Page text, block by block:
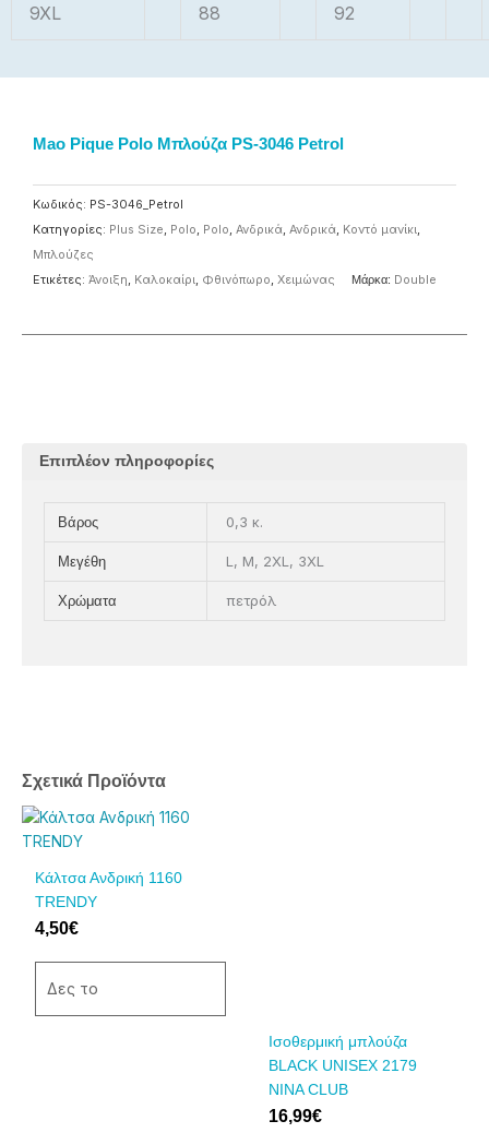
9XL 88 92
Σχετικά Προϊόντα
Κάλτσα Ανδρική 1160
TRENDY
4,50€
Δες το
Αυτό
το
έχει
πολλαπλές
παραλλαγές.
Οι
επιλογές
Ισοθερμική μπλούζα
BLACK UNISEX 2179
NINA CLUB
16,99€
να
επιλεγούν
στη
σελίδα
Mao Pique Polo Μπλούζα PS-3046 Petrol
Κωδικός: PS-3046_Petrol
Κατηγορίες: Plus Size Polo Polo Ανδρικά Ανδρικά Κοντό μανίκι
Μπλούζες
Ετικέτες: Άνοιξη Καλοκαίρι Φθινόπωρο Χειμώνας Μάρκα: Double
Επιπλέον πληροφορίες
Βάρος 0,3 κ.
Μεγέθη L, M, 2XL, 3XL
Χρώματα πετρόλ